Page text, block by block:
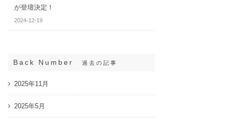
が登壇決定！
2024-12-19
Back Number 過去の記事
2025年11月
2025年5月